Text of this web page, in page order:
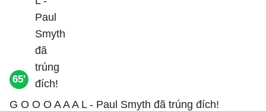
65'
G O O O A A A L - Paul Smyth đã trúng đích!